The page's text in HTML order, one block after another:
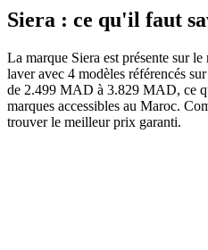
Siera : ce qu'il faut
La marque Siera est présente sur
laver avec 4 modèles référencés
de 2.499 MAD à 3.829 MAD, ce
marques accessibles au Maroc.
trouver le meilleur prix garanti.